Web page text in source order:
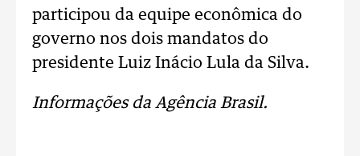
participou da equipe econômica do
governo nos dois mandatos do
presidente Luiz Inácio Lula da Silva.
Informações da Agência Brasil.